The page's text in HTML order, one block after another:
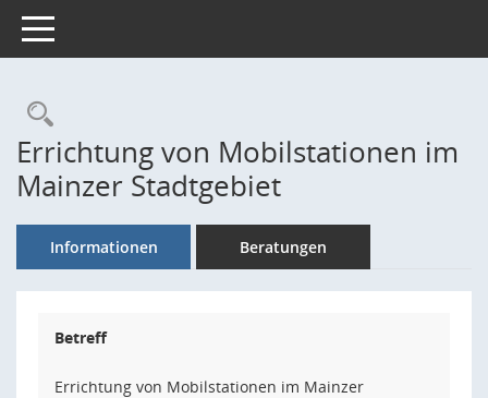
Toggle navigation
Rechercheauswahl
Errichtung von Mobilstationen im
Mainzer Stadtgebiet
Informationen Beratungen
Betreff
Errichtung von Mobilstationen im Mainzer